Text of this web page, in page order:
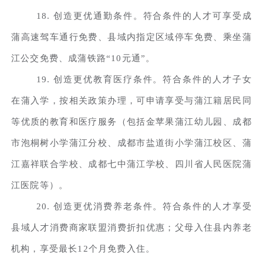
18. 创造更优通勤条件。符合条件的人才可享受成
蒲高速驾车通行免费、县域内指定区域停车免费、乘坐蒲
江公交免费、成蒲铁路“10元通”。
19. 创造更优教育医疗条件。符合条件的人才子女
在蒲入学，按相关政策办理，可申请享受与蒲江籍居民同
等优质的教育和医疗服务（包括金苹果蒲江幼儿园、成都
市泡桐树小学蒲江分校、成都市盐道街小学蒲江校区、蒲
江嘉祥联合学校、成都七中蒲江学校、四川省人民医院蒲
江医院等）。
20. 创造更优消费养老条件。符合条件的人才享受
县域人才消费商家联盟消费折扣优惠；父母入住县内养老
机构，享受最长12个月免费入住。